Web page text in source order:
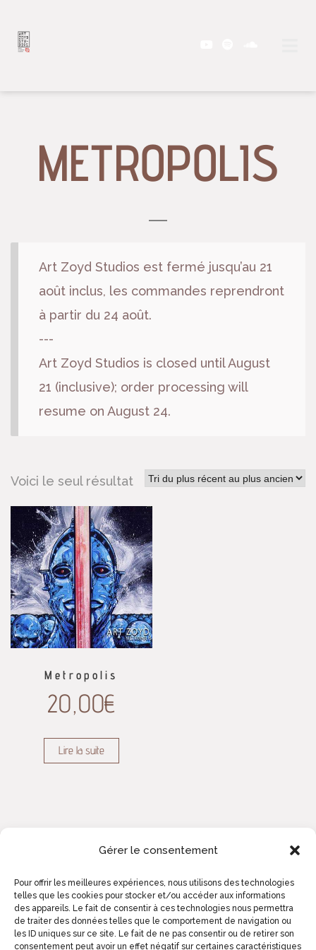
Gérer le consentement
Pour offrir les meilleures expériences, nous utilisons des technologies
telles que les cookies pour stocker et/ou accéder aux informations
des appareils. Le fait de consentir à ces technologies nous permettra
de traiter des données telles que le comportement de navigation ou
les ID uniques sur ce site. Le fait de ne pas consentir ou de retirer son
consentement peut avoir un effet négatif sur certaines caractéristiques
METROPOLIS
Art Zoyd Studios est fermé jusqu’au 21
août inclus, les commandes reprendront
à partir du 24 août.
---
Art Zoyd Studios is closed until August
21 (inclusive); order processing will
resume on August 24.
Voici le seul résultat
Metropolis
20,00€
Lire la suite